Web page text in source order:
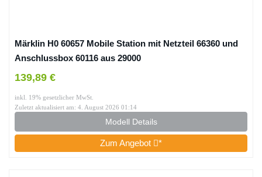
Märklin H0 60657 Mobile Station mit Netzteil 66360 und
Anschlussbox 60116 aus 29000
139,89 €
inkl. 19% gesetzlicher MwSt.
Zuletzt aktualisiert am: 4. August 2026 01:14
Modell Details
Zum Angebot *